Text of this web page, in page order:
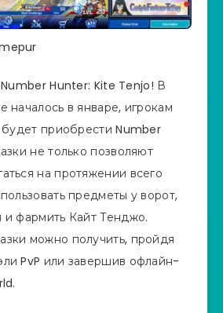
Hunter: Kite Tenjo! В
началось в январе, игрокам
приобрести Number
не только позволяют
на протяжении всего
предметы у ворот,
и фармить Кайт Тенджо.
можно получить, пройдя
PvP или завершив офлайн-